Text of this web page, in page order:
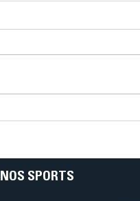
Saccoh
NOS SPORTS